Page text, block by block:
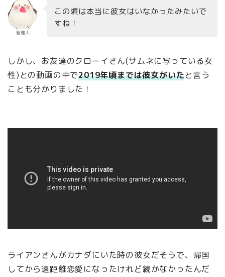
管理人
この頃は本当に彼女はいなかったみたいで
すね！
しかし、お友達のクローイさん(サムネに写っている女
性)との動画の中で2019年頃までは彼女がいたと言う
ことも分かりました！
ライアンさんがカナダにいた時の彼女だそうで、帰国
してから遠距離恋愛になったけれど続かなかったんだ